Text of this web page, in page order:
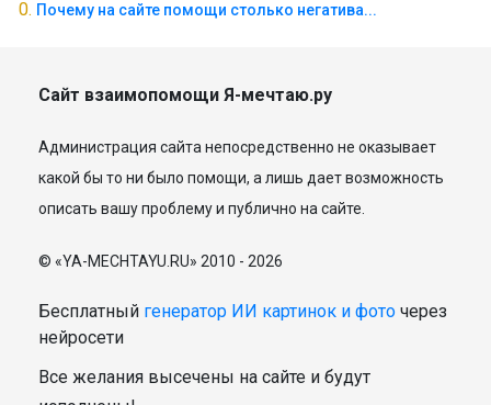
Почему на сайте помощи столько негатива...
Сайт взаимопомощи Я-мечтаю.ру
Администрация сайта непосредственно не оказывает
какой бы то ни было помощи, а лишь дает возможность
описать вашу проблему и публично на сайте.
© «YA-MECHTAYU.RU» 2010 - 2026
Бесплатный генератор ИИ картинок и фото через
нейросети
Все желания высечены на сайте и будут